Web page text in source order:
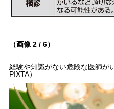
（画像 2 / 6）
経験や知識がない危険な医師が
PIXTA）